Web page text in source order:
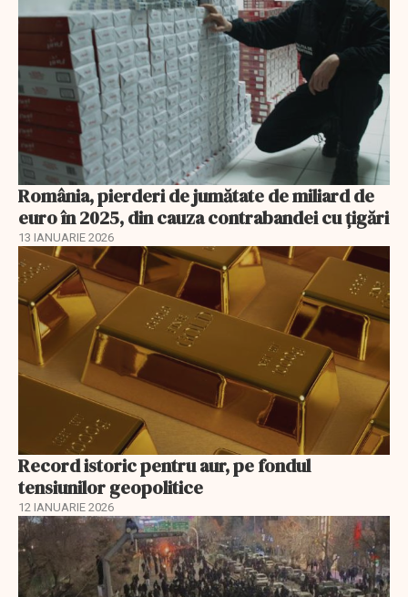
România, pierderi de jumătate de miliard de
euro în 2025, din cauza contrabandei cu ţigări
13 IANUARIE 2026
Record istoric pentru aur, pe fondul
tensiunilor geopolitice
12 IANUARIE 2026